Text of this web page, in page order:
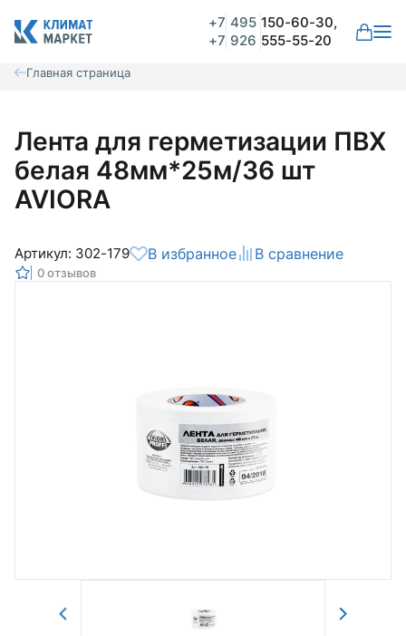
+7 495 150-60-30,
+7 926 555-55-20
Главная страница
Лента для герметизации ПВХ
белая 48мм*25м/36 шт
AVIORA
Артикул: 302-179 В избранное В сравнение
0 отзывов
Комментарий
войти в личный кабинет.
Авторизоваться